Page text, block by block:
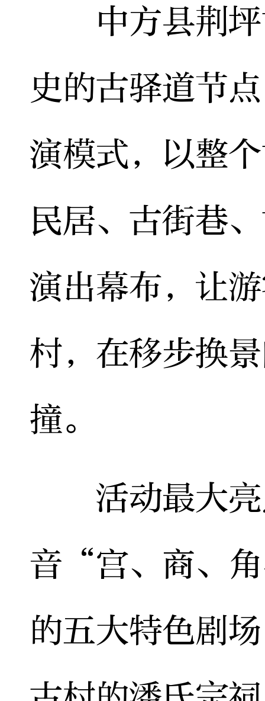
中方县荆坪
史的古驿道节
演模式，以整
民居、古街巷
演出幕布，让
村，在移步换
撞。
活动最大亮
音“宫、商、
的五大特色剧